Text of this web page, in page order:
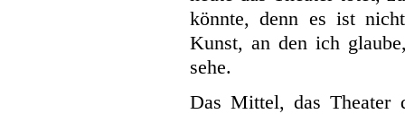
könnte, denn es ist
Kunst, an den ich
sehe.
Das Mittel, das Theater